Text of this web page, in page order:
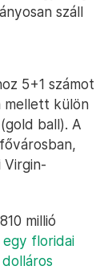
száll
5+1 számot
mellett külön
ball). A
Virgin-
millió
egy floridai